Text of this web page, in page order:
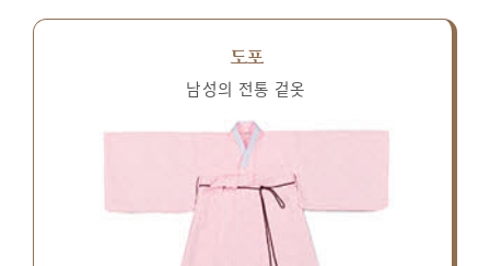
도포
남성의 전통 겉옷